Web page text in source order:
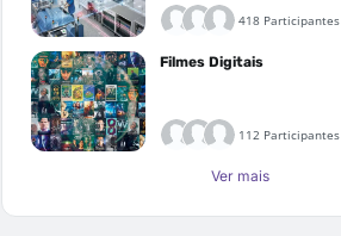
418 Participantes
Filmes Digitais
112 Participantes
Ver mais